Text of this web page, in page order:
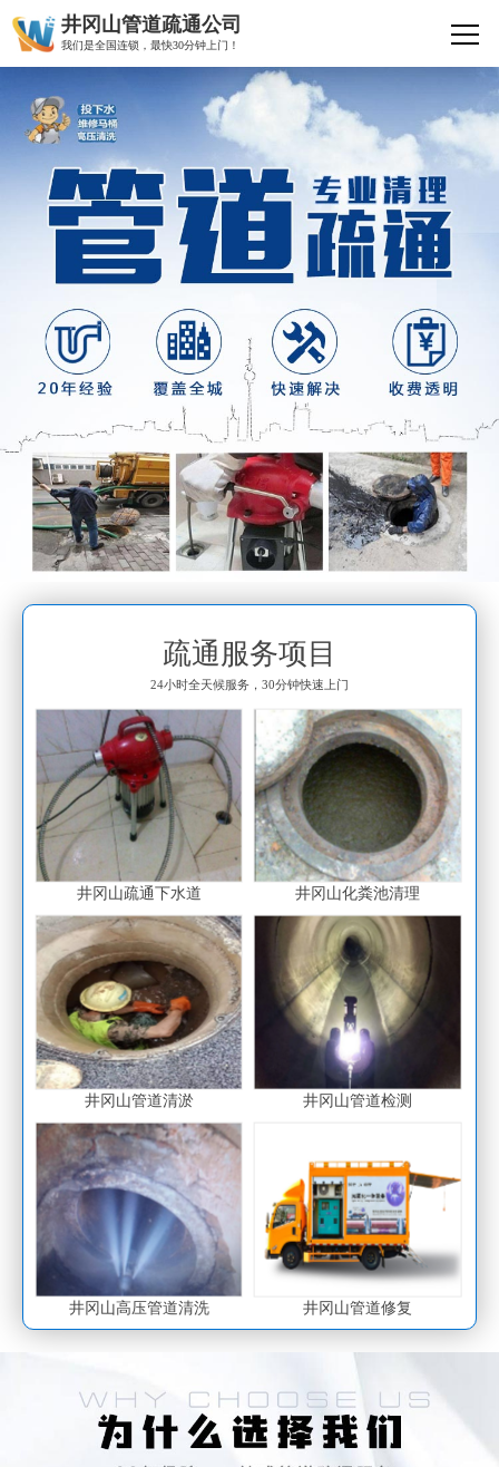
井冈山管道疏通公司
我们是全国连锁，最快30分钟上门！
疏通服务项目
24小时全天候服务，30分钟快速上门
井冈山疏通下水道 井冈山化粪池清理
井冈山管道清淤 井冈山管道检测
井冈山高压管道清洗 井冈山管道修复